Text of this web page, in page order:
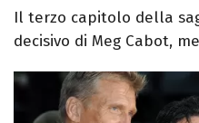
Il terzo capitolo della
decisivo di Meg Cabot,